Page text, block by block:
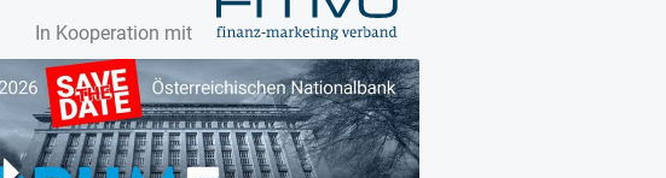
In Kooperation mit